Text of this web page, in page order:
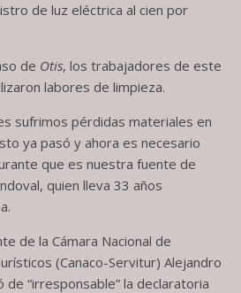
de luz eléctrica al cien por
de Otis, los trabajadores de este
labores de limpieza.
sufrimos pérdidas materiales en
ya pasó y ahora es necesario
que es nuestra fuente de
quien lleva 33 años
de la Cámara Nacional de
(Canaco-Servitur) Alejandro
de “irresponsable” la declaratoria